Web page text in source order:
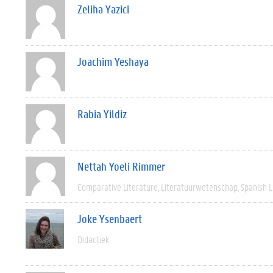
Zeliha Yazici
Joachim Yeshaya
Rabia Yildiz
Nettah Yoeli Rimmer
Comparative Literature Literatuurwetenschap Spanish
Joke Ysenbaert
Didactiek